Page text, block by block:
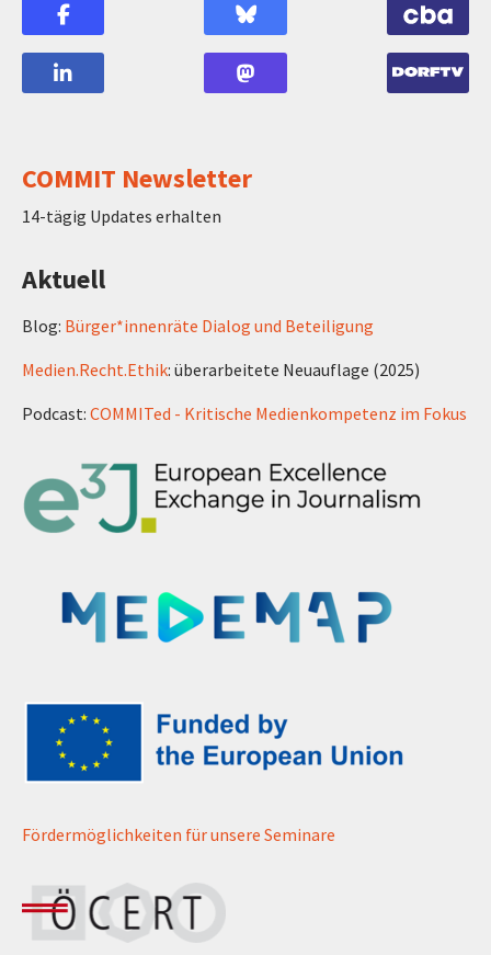
COMMIT Newsletter
14-tägig Updates erhalten
Aktuell
Blog: Bürger*innenräte Dialog und Beteiligung
Medien.Recht.Ethik: überarbeitete Neuauflage (2025)
Podcast: COMMITed - Kritische Medienkompetenz im Fokus
Fördermöglichkeiten für unsere Seminare